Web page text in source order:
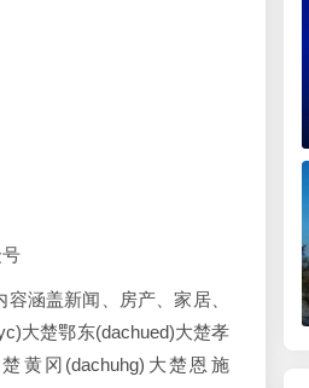
涵盖新闻、房产、家居、
大楚鄂东(dachued)大楚孝
黄冈(dachuhg)大楚恩施